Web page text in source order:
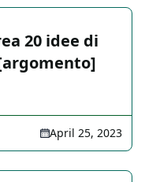
20 idee di
April 25, 2023